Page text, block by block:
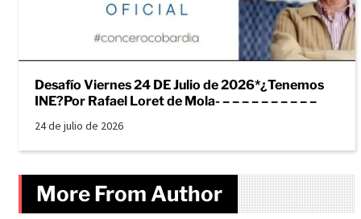
Desafío Viernes 24 DE Julio de 2026*¿Tenemos
INE?Por Rafael Loret de Mola- – – – – – – – – – –
24 de julio de 2026
More From Author